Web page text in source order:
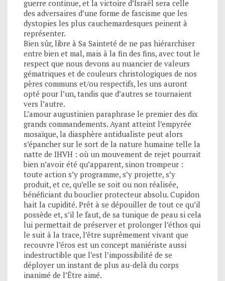
guerre continue, et la victoire d’Israël sera celle
des adversaires d’une forme de fascisme que les
dystopies les plus cauchemardesques peinent à
représenter.
Bien sûr, libre à Sa Sainteté de ne pas hiérarchiser
entre bien et mal, mais à la fin des fins, avec tout le
respect que nous devons au nuancier de valeurs
gématriques et de couleurs christologiques de nos
pères communs et/ou respectifs, les uns auront
opté pour l’un, tandis que d’autres se tournaient
vers l’autre.
L’amour augustinien paraphrase le premier des dix
grands commandements. Ayant atteint l’empyrée
mosaïque, la diasphère antidualiste peut alors
s’épancher sur le sort de la nature humaine telle la
natte de IHVH : où un mouvement de rejet pourrait
bien n’avoir été qu’apparent, sinon trompeur :
toute action s’y programme, s’y projette, s’y
produit, et ce, qu’elle se soit ou non réalisée,
bénéficiant du bouclier protecteur absolu. Cupidon
hait la cupidité. Prêt à se dépouiller de tout ce qu’il
possède et, s’il le faut, de sa tunique de peau si cela
lui permettait de préserver et prolonger l’éthos qui
le suit à la trace, l’être suprêmement vivant que
recouvre l’éros est un concept maniériste aussi
indestructible que l’est l’impossibilité de se
déployer un instant de plus au-delà du corps
inanimé de l’Être aimé.